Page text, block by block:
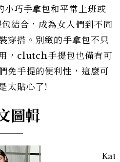
巧手拿包和平常上班或
結合，成為女人們到不同
穿搭。別緻的手拿包不只
，clutch手提包也備有可
免手提的便利性，這麼可
太貼心了!
圖輯